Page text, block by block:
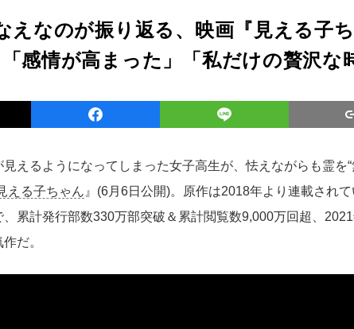
えなのが振り返る、映画『見える子ち
感情が高まった」「私だけの贅沢な
えるようになってしまった女子高生が、怯えながらも霊を
える子ちゃん 』(6月6日公開)。原作は2018年より連載され
累計発行部数330万部突破＆累計閲覧数9,000万回超、
だ。